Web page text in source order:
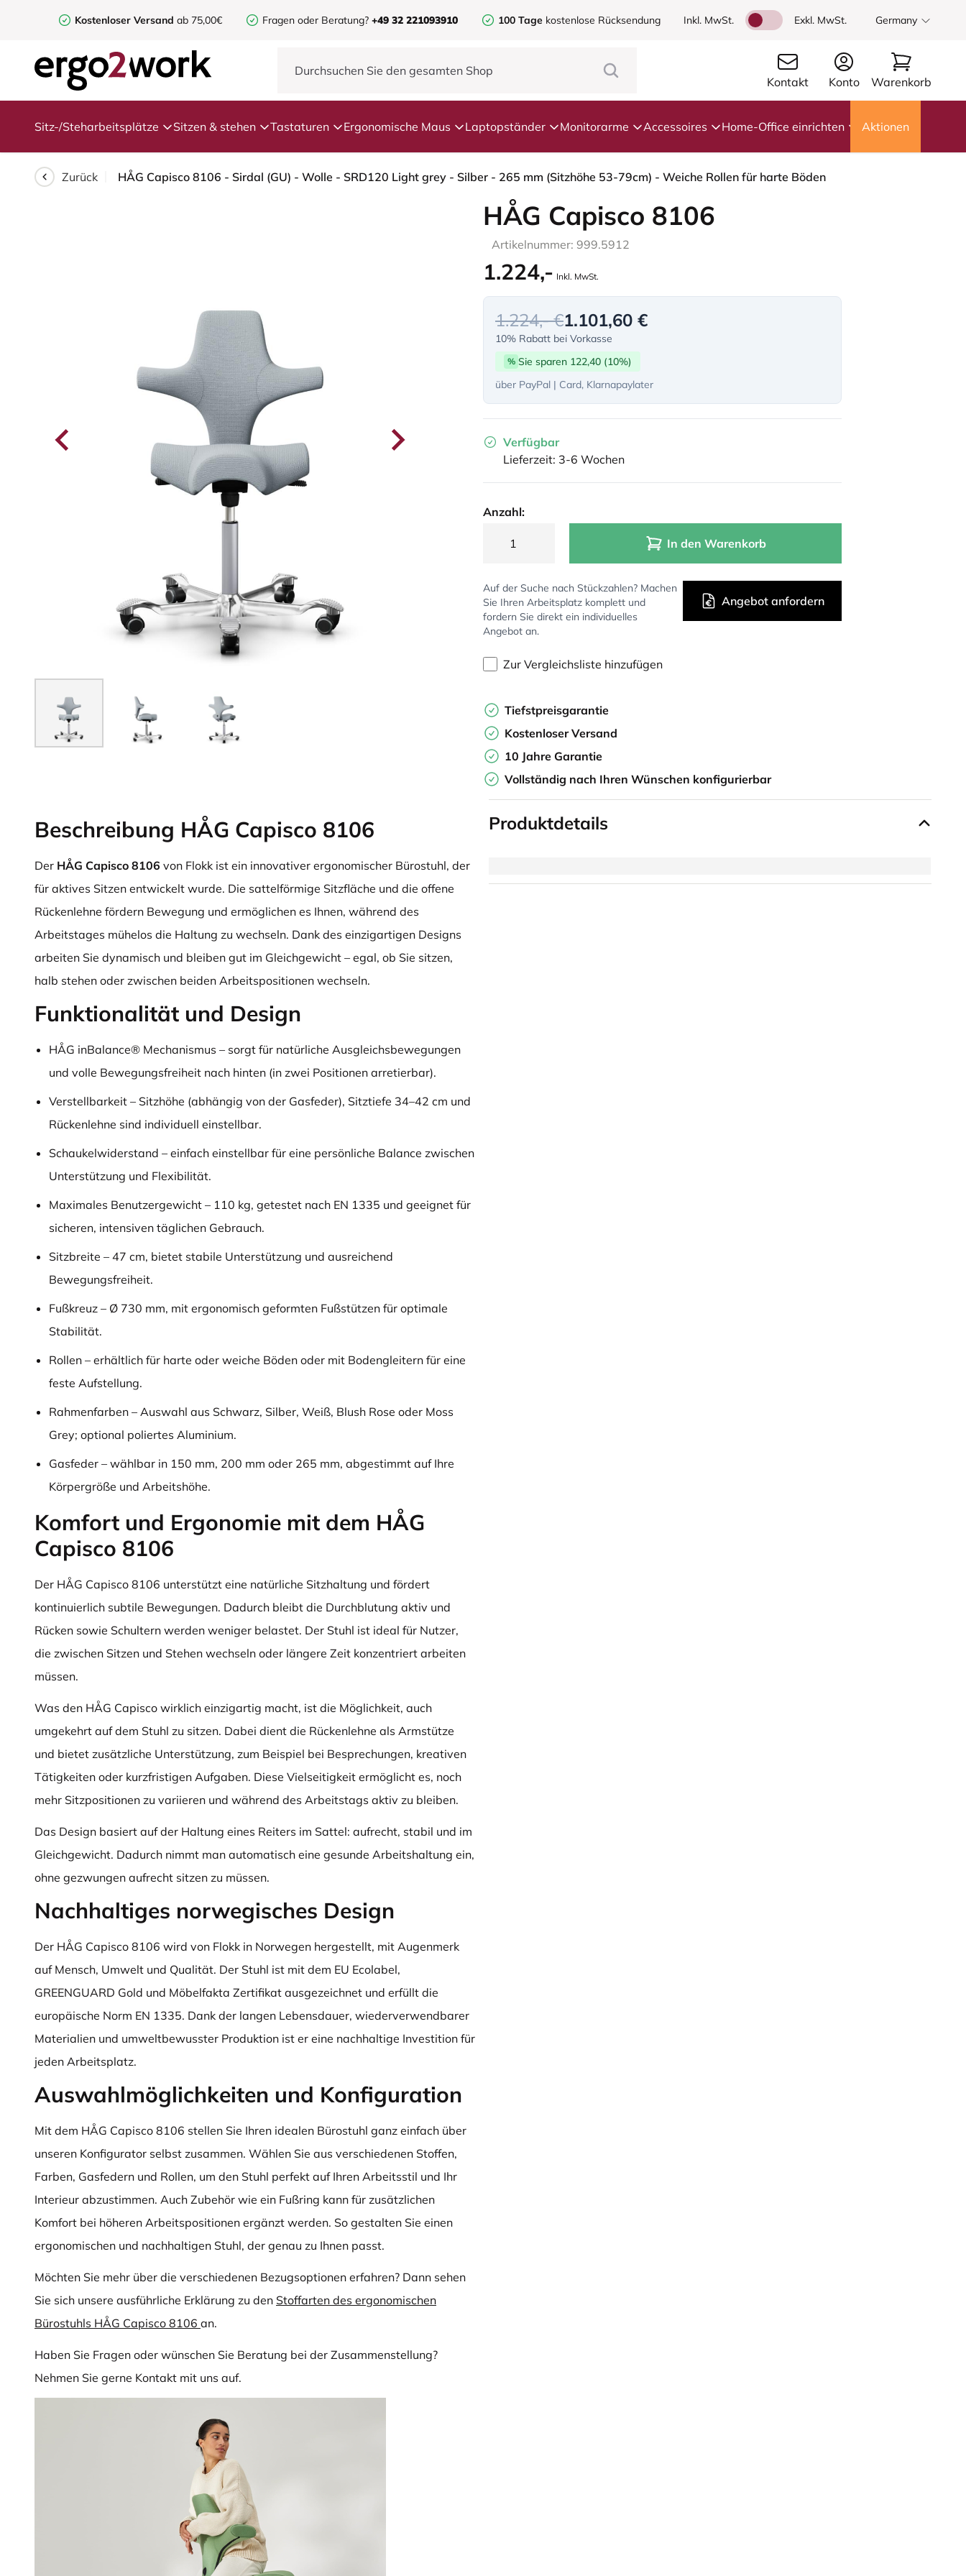
Kostenloser Versand ab 75,00€ Fragen oder Beratung? +49 32 221093910 100 Tage kostenlose Rücksendung Inkl. MwSt. Exkl. MwSt. Germany
Kontakt Konto Warenkorb
Sitz-/Steharbeitsplätze Sitzen & stehen Tastaturen Ergonomische Maus Laptopständer Monitorarme Accessoires Home-Office einrichten Aktionen
Zurück HÅG Capisco 8106 - Sirdal (GU) - Wolle - SRD120 Light grey - Silber - 265 mm (Sitzhöhe 53-79cm) - Weiche Rollen für harte Böden
HÅG Capisco 8106
Artikelnummer: 999.5912
1.224,- Inkl. MwSt.
1.224,- €1.101,60 €
10% Rabatt bei Vorkasse
% Sie sparen 122,40 (10%)
über PayPal | Card, Klarnapaylater
Verfügbar
Lieferzeit: 3-6 Wochen
Anzahl:
In den Warenkorb
Auf der Suche nach Stückzahlen? Machen
Sie Ihren Arbeitsplatz komplett und
fordern Sie direkt ein individuelles
Angebot an.
Angebot anfordern
Zur Vergleichsliste hinzufügen
Tiefstpreisgarantie
Kostenloser Versand
10 Jahre Garantie
Vollständig nach Ihren Wünschen konfigurierbar
Beschreibung HÅG Capisco 8106
Der HÅG Capisco 8106 von Flokk ist ein innovativer ergonomischer Bürostuhl, der
für aktives Sitzen entwickelt wurde. Die sattelförmige Sitzfläche und die offene
Rückenlehne fördern Bewegung und ermöglichen es Ihnen, während des
Arbeitstages mühelos die Haltung zu wechseln. Dank des einzigartigen Designs
arbeiten Sie dynamisch und bleiben gut im Gleichgewicht – egal, ob Sie sitzen,
halb stehen oder zwischen beiden Arbeitspositionen wechseln.
Funktionalität und Design
HÅG inBalance® Mechanismus – sorgt für natürliche Ausgleichsbewegungen
und volle Bewegungsfreiheit nach hinten (in zwei Positionen arretierbar).
Verstellbarkeit – Sitzhöhe (abhängig von der Gasfeder), Sitztiefe 34–42 cm und
Rückenlehne sind individuell einstellbar.
Schaukelwiderstand – einfach einstellbar für eine persönliche Balance zwischen
Unterstützung und Flexibilität.
Maximales Benutzergewicht – 110 kg, getestet nach EN 1335 und geeignet für
sicheren, intensiven täglichen Gebrauch.
Sitzbreite – 47 cm, bietet stabile Unterstützung und ausreichend
Bewegungsfreiheit.
Fußkreuz – Ø 730 mm, mit ergonomisch geformten Fußstützen für optimale
Stabilität.
Rollen – erhältlich für harte oder weiche Böden oder mit Bodengleitern für eine
feste Aufstellung.
Rahmenfarben – Auswahl aus Schwarz, Silber, Weiß, Blush Rose oder Moss
Grey; optional poliertes Aluminium.
Gasfeder – wählbar in 150 mm, 200 mm oder 265 mm, abgestimmt auf Ihre
Körpergröße und Arbeitshöhe.
Komfort und Ergonomie mit dem HÅG
Capisco 8106
Der HÅG Capisco 8106 unterstützt eine natürliche Sitzhaltung und fördert
kontinuierlich subtile Bewegungen. Dadurch bleibt die Durchblutung aktiv und
Rücken sowie Schultern werden weniger belastet. Der Stuhl ist ideal für Nutzer,
die zwischen Sitzen und Stehen wechseln oder längere Zeit konzentriert arbeiten
müssen.
Was den HÅG Capisco wirklich einzigartig macht, ist die Möglichkeit, auch
umgekehrt auf dem Stuhl zu sitzen. Dabei dient die Rückenlehne als Armstütze
und bietet zusätzliche Unterstützung, zum Beispiel bei Besprechungen, kreativen
Tätigkeiten oder kurzfristigen Aufgaben. Diese Vielseitigkeit ermöglicht es, noch
mehr Sitzpositionen zu variieren und während des Arbeitstags aktiv zu bleiben.
Das Design basiert auf der Haltung eines Reiters im Sattel: aufrecht, stabil und im
Gleichgewicht. Dadurch nimmt man automatisch eine gesunde Arbeitshaltung ein,
ohne gezwungen aufrecht sitzen zu müssen.
Nachhaltiges norwegisches Design
Der HÅG Capisco 8106 wird von Flokk in Norwegen hergestellt, mit Augenmerk
auf Mensch, Umwelt und Qualität. Der Stuhl ist mit dem EU Ecolabel,
GREENGUARD Gold und Möbelfakta Zertifikat ausgezeichnet und erfüllt die
europäische Norm EN 1335. Dank der langen Lebensdauer, wiederverwendbarer
Materialien und umweltbewusster Produktion ist er eine nachhaltige Investition für
jeden Arbeitsplatz.
Auswahlmöglichkeiten und Konfiguration
Mit dem HÅG Capisco 8106 stellen Sie Ihren idealen Bürostuhl ganz einfach über
unseren Konfigurator selbst zusammen. Wählen Sie aus verschiedenen Stoffen,
Farben, Gasfedern und Rollen, um den Stuhl perfekt auf Ihren Arbeitsstil und Ihr
Interieur abzustimmen. Auch Zubehör wie ein Fußring kann für zusätzlichen
Komfort bei höheren Arbeitspositionen ergänzt werden. So gestalten Sie einen
ergonomischen und nachhaltigen Stuhl, der genau zu Ihnen passt.
Möchten Sie mehr über die verschiedenen Bezugsoptionen erfahren? Dann sehen
Sie sich unsere ausführliche Erklärung zu den Stoffarten des ergonomischen
Bürostuhls HÅG Capisco 8106 an.
Haben Sie Fragen oder wünschen Sie Beratung bei der Zusammenstellung?
Nehmen Sie gerne Kontakt mit uns auf.
Produktdetails